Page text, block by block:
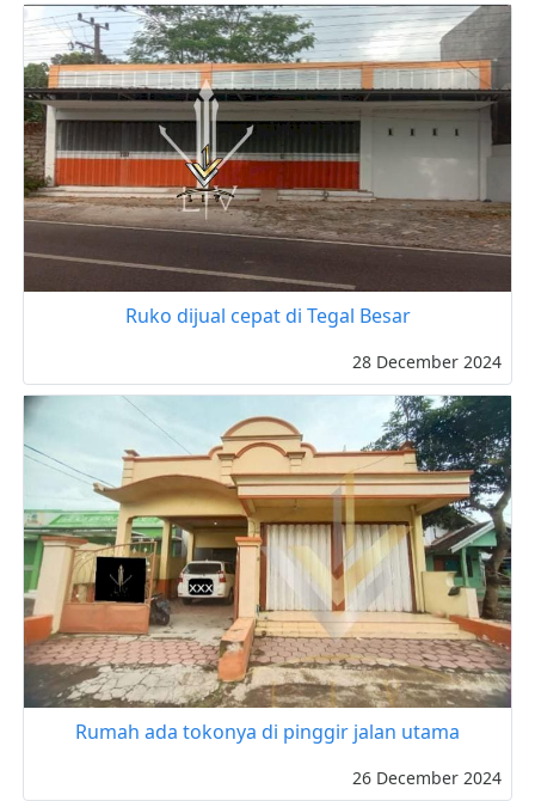
Ruko dijual cepat di Tegal Besar
28 December 2024
Rumah ada tokonya di pinggir jalan utama
26 December 2024